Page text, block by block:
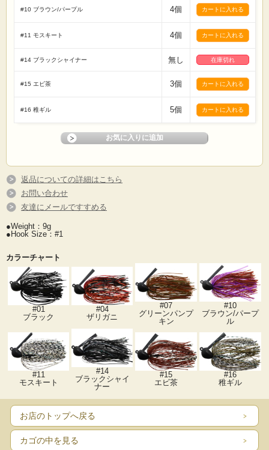
#10 ブラウン/パープル 4個
#11 モスキート 4個
#14 ブラックシャイナー 無し 在庫切れ
#15 エビ茶 3個
#16 稚ギル 5個
返品についての詳細はこちら
お問い合わせ
友達にメールですすめる
●Weight：9g
●Hook Size：#1
カラーチャート
#01
ブラック
#04
ザリガニ
#07
グリーンパンプ
キン
#10
ブラウン/パープ
ル
#11
モスキート
#14
ブラックシャイ
ナー
#15
エビ茶
#16
稚ギル
お店のトップへ戻る
カゴの中を見る